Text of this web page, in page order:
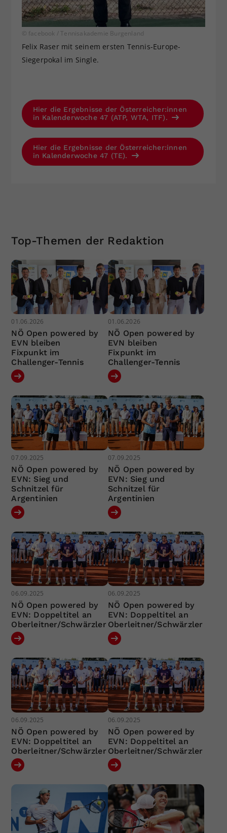
© facebook / Tennisakademie Burgenland
Felix Raser mit seinem ersten Tennis-Europe-
Siegerpokal im Single.
Hier die Ergebnisse der Österreicher:innen
in Kalenderwoche 47 (ATP, WTA, ITF).
Hier die Ergebnisse der Österreicher:innen
in Kalenderwoche 47 (TE).
Top-Themen der Redaktion
01.06.2026
NÖ Open powered by
EVN bleiben
Fixpunkt im
Challenger-Tennis
01.06.2026
NÖ Open powered by
EVN bleiben
Fixpunkt im
Challenger-Tennis
07.09.2025
NÖ Open powered by
EVN: Sieg und
Schnitzel für
Argentinien
07.09.2025
NÖ Open powered by
EVN: Sieg und
Schnitzel für
Argentinien
06.09.2025
NÖ Open powered by
EVN: Doppeltitel an
Oberleitner/Schwärzler
06.09.2025
NÖ Open powered by
EVN: Doppeltitel an
Oberleitner/Schwärzler
06.09.2025
NÖ Open powered by
EVN: Doppeltitel an
Oberleitner/Schwärzler
06.09.2025
NÖ Open powered by
EVN: Doppeltitel an
Oberleitner/Schwärzler